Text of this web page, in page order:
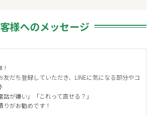
様へのメッセージ
だち登録していただき、LINEに気になる部分やコ
話が嫌い」「これって直せる？」
りがお勧めです！